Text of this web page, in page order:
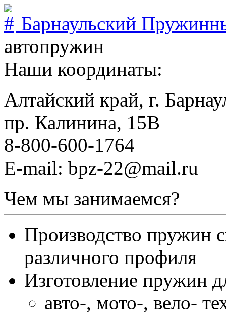
Барнаульский
автопружин
Наши координаты:
Алтайский край, г.
пр. Калинина, 15В
8-800-600-1764
E-mail: bpz-22@mail.ru
Чем мы занимаемся?
Производство пружин
различного профиля
Изготовление пружин
авто-, мото-, вело-